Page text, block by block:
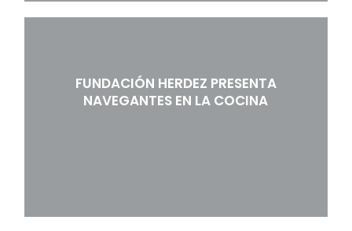
FUNDACIÓN HERDEZ PRESENTA
NAVEGANTES EN LA COCINA